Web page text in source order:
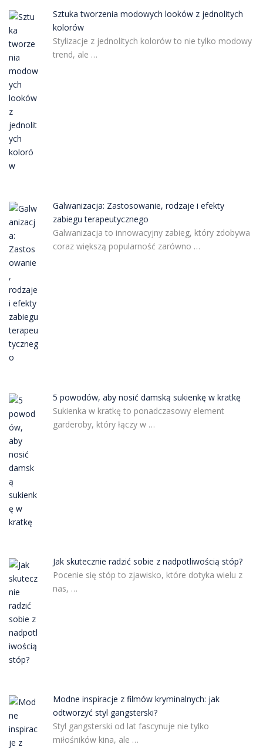
Sztuka tworzenia modowych looków z jednolitych
kolorów
Stylizacje z jednolitych kolorów to nie tylko modowy
trend, ale …
Galwanizacja: Zastosowanie, rodzaje i efekty
zabiegu terapeutycznego
Galwanizacja to innowacyjny zabieg, który zdobywa
coraz większą popularność zarówno …
5 powodów, aby nosić damską sukienkę w kratkę
Sukienka w kratkę to ponadczasowy element
garderoby, który łączy w …
Jak skutecznie radzić sobie z nadpotliwością stóp?
Pocenie się stóp to zjawisko, które dotyka wielu z
nas, …
Modne inspiracje z filmów kryminalnych: jak
odtworzyć styl gangsterski?
Styl gangsterski od lat fascynuje nie tylko
miłośników kina, ale …